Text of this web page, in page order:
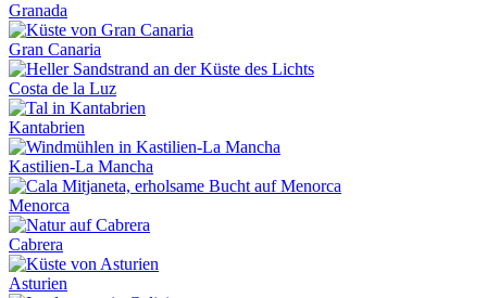
Granada
Gran Canaria
Costa de la Luz
Kantabrien
Kastilien-La Mancha
Menorca
Cabrera
Asturien